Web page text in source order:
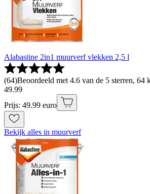
Alabastine 2in1 muurverf vlekken 2,5 l
(64)Beoordeeld met 4.6 van de 5 sterren, 64
49.99
Prijs: 49.99 euro
Bekijk alles in muurverf